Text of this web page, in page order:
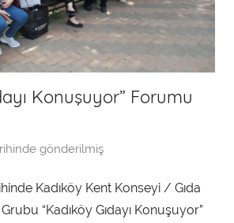
Konuşuyor” Forumu
gönderilmiş
m
i
Kadıköy Kent Konseyi / Gıda
“Kadıköy Gıdayı Konuşuyor”